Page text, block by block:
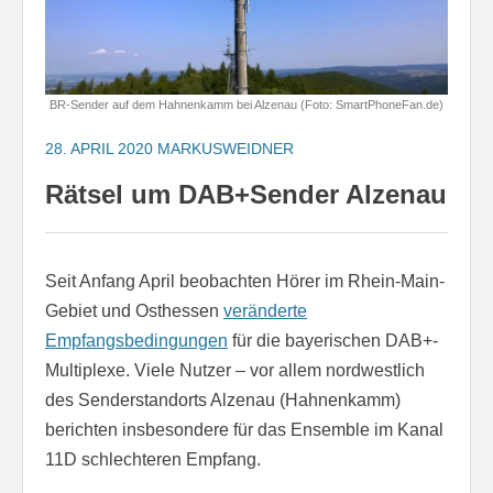
BR-Sender auf dem Hahnenkamm bei Alzenau (Foto: SmartPhoneFan.de)
28. APRIL 2020 MARKUSWEIDNER
Rätsel um DAB+Sender Alzenau
Seit Anfang April beobachten Hörer im Rhein-Main-
Gebiet und Osthessen veränderte
Empfangsbedingungen für die bayerischen DAB+-
Multiplexe. Viele Nutzer – vor allem nordwestlich
des Senderstandorts Alzenau (Hahnenkamm)
berichten insbesondere für das Ensemble im Kanal
11D schlechteren Empfang.